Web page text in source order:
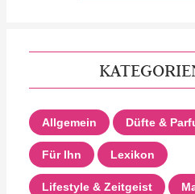
Allgemein Düfte &
Für Ihn Lexikon
Lifestyle & Zeitgeist